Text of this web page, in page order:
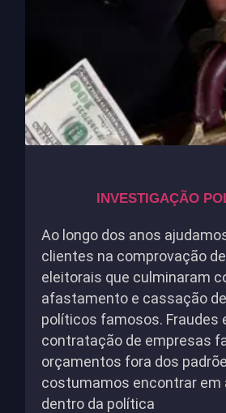
INVESTIGAÇÃO
Ao longo dos anos
clientes na comprovação
eleitorais que culminaram
afastamento e cassação
políticos famosos. Fraudes
contratação de empresas
orçamentos fora dos
costumamos encontrar em
dentro da política